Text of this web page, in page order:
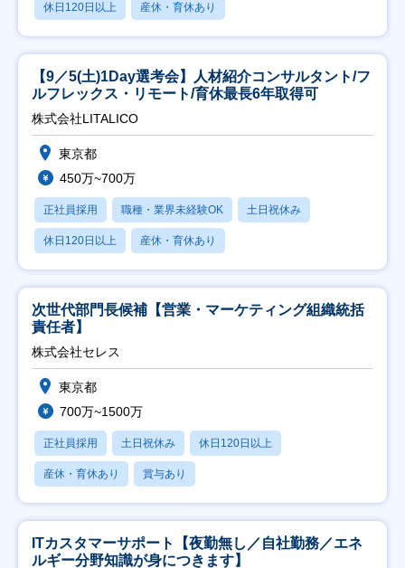
休日120日以上 産休・育休あり
【9／5(土)1Day選考会】人材紹介コンサルタント/フ
ルフレックス・リモート/育休最長6年取得可
株式会社LITALICO
東京都
450万~700万
正社員採用 職種・業界未経験OK 土日祝休み
休日120日以上 産休・育休あり
次世代部門長候補【営業・マーケティング組織統括
責任者】
株式会社セレス
東京都
700万~1500万
正社員採用 土日祝休み 休日120日以上
産休・育休あり 賞与あり
ITカスタマーサポート【夜勤無し／自社勤務／エネ
ルギー分野知識が身につきます】